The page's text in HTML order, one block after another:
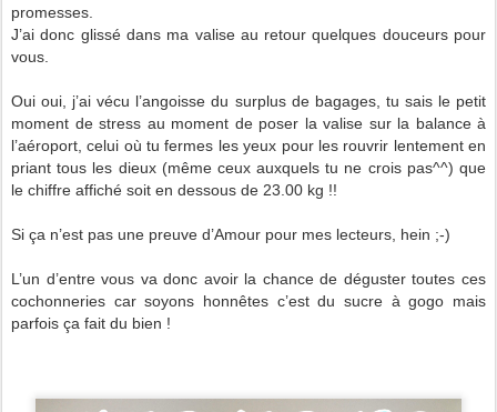
promesses.
J’ai donc glissé dans ma valise au retour quelques douceurs pour
vous.
Oui oui, j’ai vécu l’angoisse du surplus de bagages, tu sais le petit
moment de stress au moment de poser la valise sur la balance à
l’aéroport, celui où tu fermes les yeux pour les rouvrir lentement en
priant tous les dieux (même ceux auxquels tu ne crois pas^^) que
le chiffre affiché soit en dessous de 23.00 kg !!
Si ça n’est pas une preuve d’Amour pour mes lecteurs, hein ;-)
L’un d’entre vous va donc avoir la chance de déguster toutes ces
cochonneries car soyons honnêtes c’est du sucre à gogo mais
parfois ça fait du bien !